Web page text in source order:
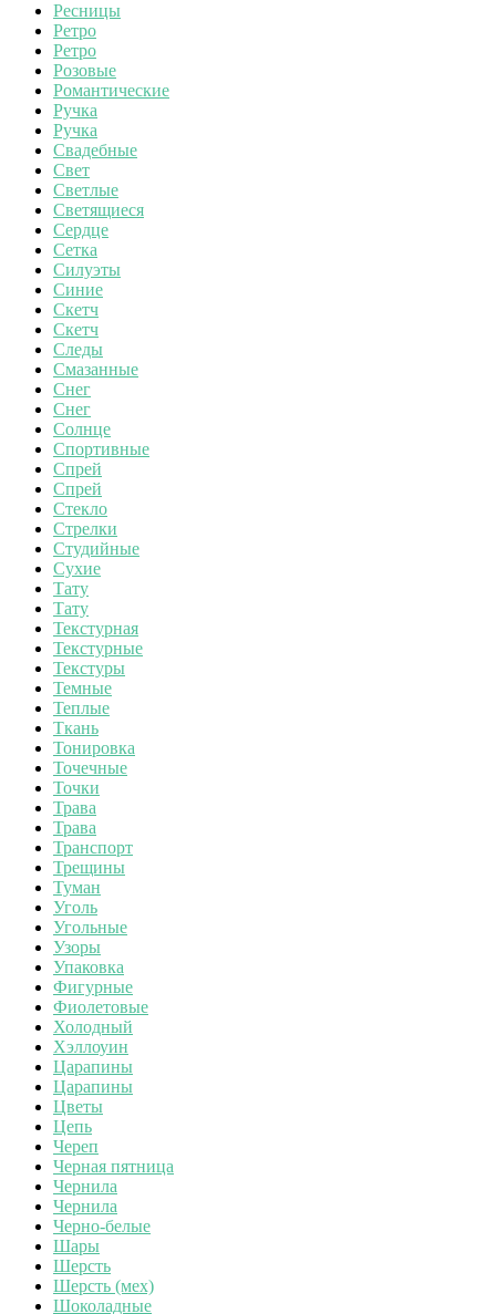
Ресницы
Ретро
Ретро
Розовые
Романтические
Ручка
Ручка
Свадебные
Свет
Светлые
Светящиеся
Сердце
Сетка
Силуэты
Синие
Скетч
Скетч
Следы
Смазанные
Снег
Снег
Солнце
Спортивные
Спрей
Спрей
Стекло
Стрелки
Студийные
Сухие
Тату
Тату
Текстурная
Текстурные
Текстуры
Темные
Теплые
Ткань
Тонировка
Точечные
Точки
Трава
Трава
Транспорт
Трещины
Туман
Уголь
Угольные
Узоры
Упаковка
Фигурные
Фиолетовые
Холодный
Хэллоуин
Царапины
Царапины
Цветы
Цепь
Череп
Черная пятница
Чернила
Чернила
Черно-белые
Шары
Шерсть
Шерсть (мех)
Шоколадные